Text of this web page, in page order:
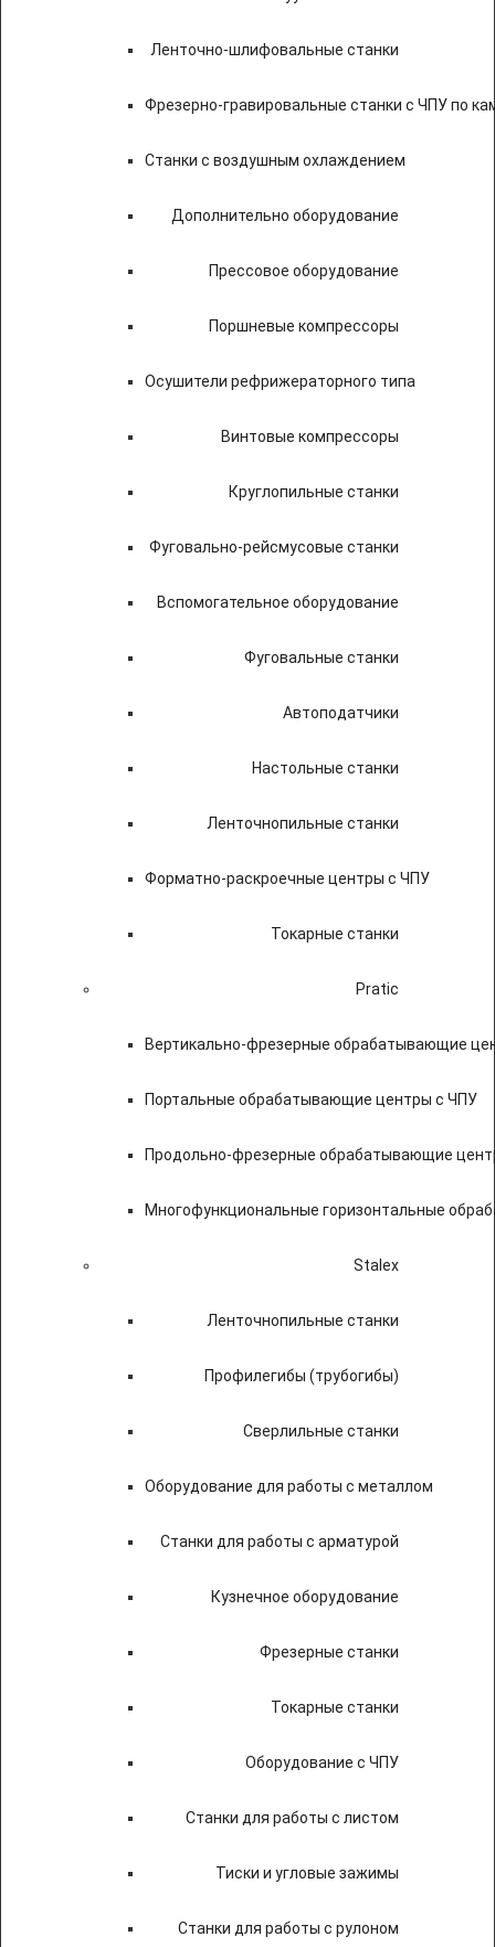
Ленточно-шлифовальные станки
Фрезерно-гравировальные станки с ЧПУ по
Станки с воздушным охлаждением
Дополнительно оборудование
Прессовое оборудование
Поршневые компрессоры
Осушители рефрижераторного типа
Винтовые компрессоры
Круглопильные станки
Фуговально-рейсмусовые станки
Вспомогательное оборудование
Фуговальные станки
Автоподатчики
Настольные станки
Ленточнопильные станки
Форматно-раскроечные центры с ЧПУ
Токарные станки
Pratic
Вертикально-фрезерные обрабатывающие
Портальные обрабатывающие центры с ЧПУ
Продольно-фрезерные обрабатывающие
Многофункциональные горизонтальные
Stalex
Ленточнопильные станки
Профилегибы (трубогибы)
Сверлильные станки
Оборудование для работы с металлом
Станки для работы с арматурой
Кузнечное оборудование
Фрезерные станки
Токарные станки
Оборудование с ЧПУ
Станки для работы с листом
Тиски и угловые зажимы
Станки для работы с рулоном